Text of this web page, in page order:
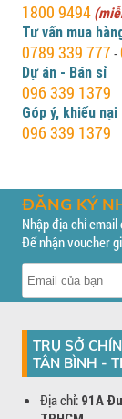
1800 9494
Tư vấn mua
0789 339 777 -
Dự án - Bán sỉ
096 339 1379
Góp ý, khiếu
096 339 1379
ĐĂNG KÝ
Nhập địa chỉ email
Để nhận voucher
TRỤ SỞ
TÂN BÌNH -
Địa chỉ: 91A